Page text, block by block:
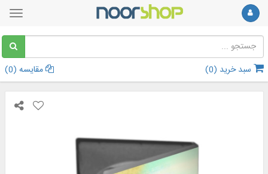
سبد خرید (0
) مقایسه (0
)